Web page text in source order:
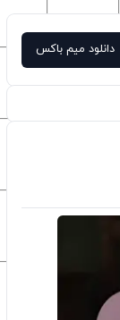
دانلود میم باکس